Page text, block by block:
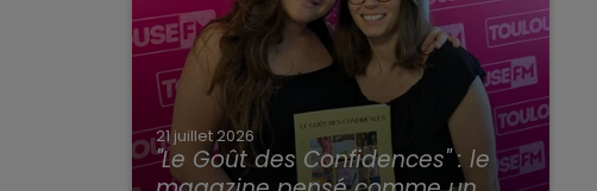
21 juillet 2026
"Le Goût des Confidences" : le